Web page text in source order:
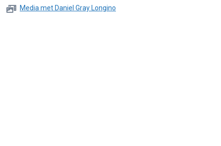
Media met Daniel Gray Longino